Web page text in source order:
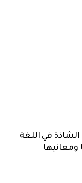
في اللغة
ومعانيها